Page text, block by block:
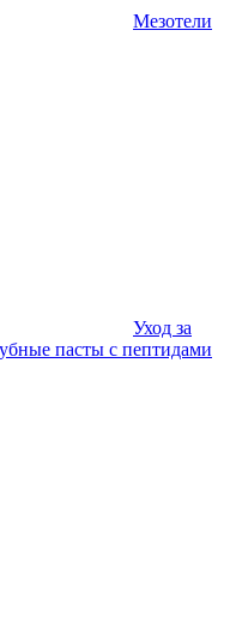
Мезотели
Уход за
пасты с пептидами